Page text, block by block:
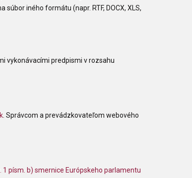
iného formátu (napr. RTF, DOCX, XLS,
vykonávacími predpismi v rozsahu
. Správcom a prevádzkovateľom webového
1 písm. b) smernice Európskeho parlamentu